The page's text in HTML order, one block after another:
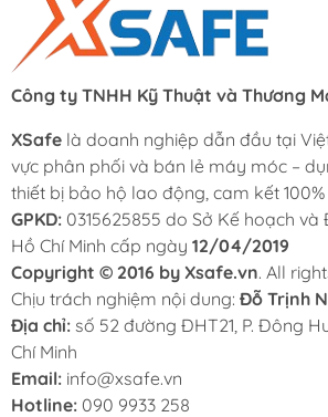
Công ty TNHH Kỹ Thuật và Thương
XSafe là doanh nghiệp dẫn đầu tại
vực phân phối và bán lẻ máy móc –
thiết bị bảo hộ lao động, cam kết
GPKD: 0315625855 do Sở Kế hoạch
Hồ Chí Minh cấp ngày 12/04/2019
Copyright © 2016 by Xsafe.vn. All
Chịu trách nghiệm nội dung: Đỗ Trịnh
Địa chỉ: số 52 đường ĐHT21, P. Đông
Chí Minh
Email: info@xsafe.vn
Hotline: 090 9933 258